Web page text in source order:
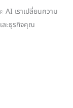
เราเปลี่ยนความ
ละธุรกิจคุณ